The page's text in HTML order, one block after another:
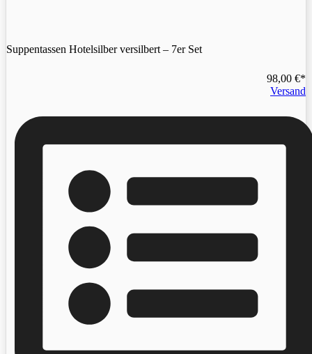
Suppentassen Hotelsilber versilbert – 7er Set
98,00 €
Versand